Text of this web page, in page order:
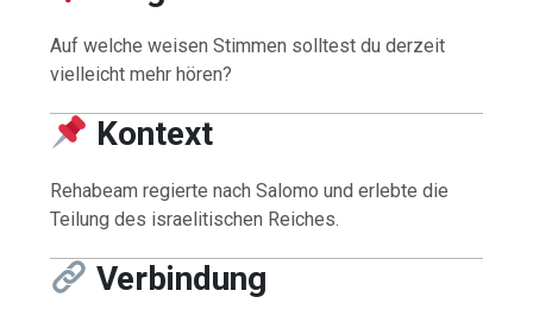
Auf welche weisen Stimmen solltest du derzeit
vielleicht mehr hören?
Kontext
Rehabeam regierte nach Salomo und erlebte die
Teilung des israelitischen Reiches.
Verbindung